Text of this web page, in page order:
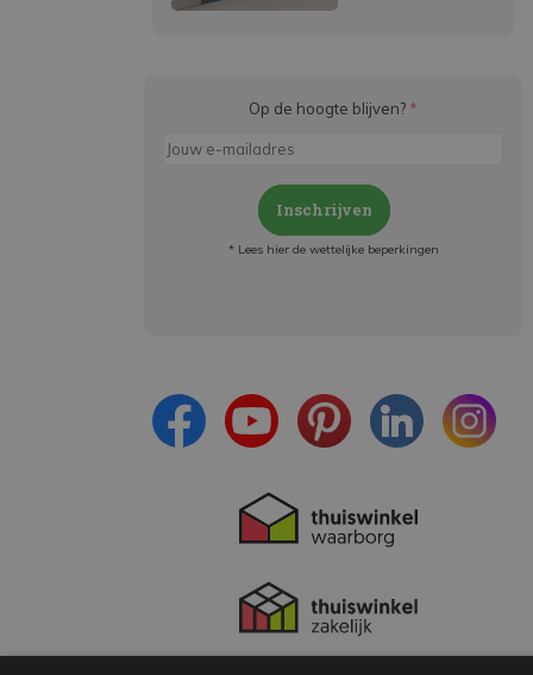
Op de hoogte blijven? *
Inschrijven
* Lees hier de wettelijke beperkingen